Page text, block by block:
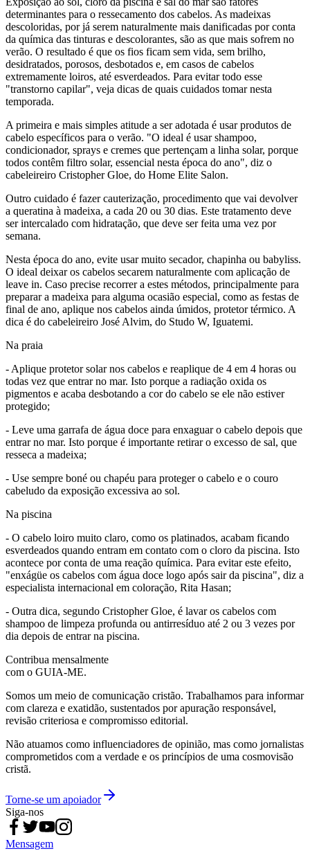
determinantes para o ressecamento dos cabelos. As madeixas
descoloridas, por já serem naturalmente mais danificadas por conta
da química das tinturas e descolorantes, são as que mais sofrem no
verão. O resultado é que os fios ficam sem vida, sem brilho,
desidratados, porosos, desbotados e, em casos de cabelos
extremamente loiros, até esverdeados. Para evitar todo esse
"transtorno capilar", veja dicas de quais cuidados tomar nesta
temporada.
A primeira e mais simples atitude a ser adotada é usar produtos de
cabelo específicos para o verão. "O ideal é usar shampoo,
condicionador, sprays e cremes que pertençam a linha solar, porque
todos contêm filtro solar, essencial nesta época do ano", diz o
cabeleireiro Cristopher Gloe, do Home Elite Salon.
Outro cuidado é fazer cauterização, procedimento que vai devolver
a queratina à madeixa, a cada 20 ou 30 dias. Este tratamento deve
ser intercalado com hidratação, que deve ser feita uma vez por
semana.
Nesta época do ano, evite usar muito secador, chapinha ou babyliss.
O ideal deixar os cabelos secarem naturalmente com aplicação de
leave in. Caso precise recorrer a estes métodos, principalmente para
preparar a madeixa para alguma ocasião especial, como as festas de
final de ano, aplique nos cabelos ainda úmidos, protetor térmico. A
dica é do cabeleireiro José Alvim, do Studo W, Iguatemi.
Na praia
- Aplique protetor solar nos cabelos e reaplique de 4 em 4 horas ou
todas vez que entrar no mar. Isto porque a radiação oxida os
pigmentos e acaba desbotando a cor do cabelo se ele não estiver
protegido;
- Leve uma garrafa de água doce para enxaguar o cabelo depois que
entrar no mar. Isto porque é importante retirar o excesso de sal, que
resseca a madeixa;
- Use sempre boné ou chapéu para proteger o cabelo e o couro
cabeludo da exposição excessiva ao sol.
Na piscina
- O cabelo loiro muito claro, como os platinados, acabam ficando
esverdeados quando entram em contato com o cloro da piscina. Isto
acontece por conta de uma reação química. Para evitar este efeito,
"enxágüe os cabelos com água doce logo após sair da piscina", diz a
especialista internacional em coloração, Rita Hasan;
- Outra dica, segundo Cristopher Gloe, é lavar os cabelos com
shampoo de limpeza profunda ou antirresíduo até 2 ou 3 vezes por
dia depois de entrar na piscina.
Contribua mensalmente
com o GUIA-ME.
Somos um meio de comunicação cristão. Trabalhamos para informar
com clareza e exatidão, sustentados por apuração responsável,
revisão criteriosa e compromisso editorial.
Não atuamos como influenciadores de opinião, mas como jornalistas
comprometidos com a verdade e os princípios de uma cosmovisão
cristã.
Torne-se um apoiador
Siga-nos
Mensagem